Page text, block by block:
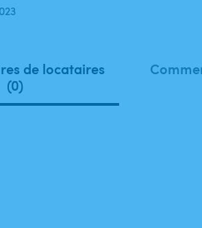
de locataires
(0)